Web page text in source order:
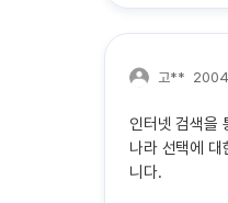
고**
인터넷 검색을
나라 선택에
니다.